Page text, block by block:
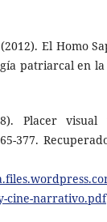
El Homo
patriarcal en
Placer
377.
cine-narrativo.pdf